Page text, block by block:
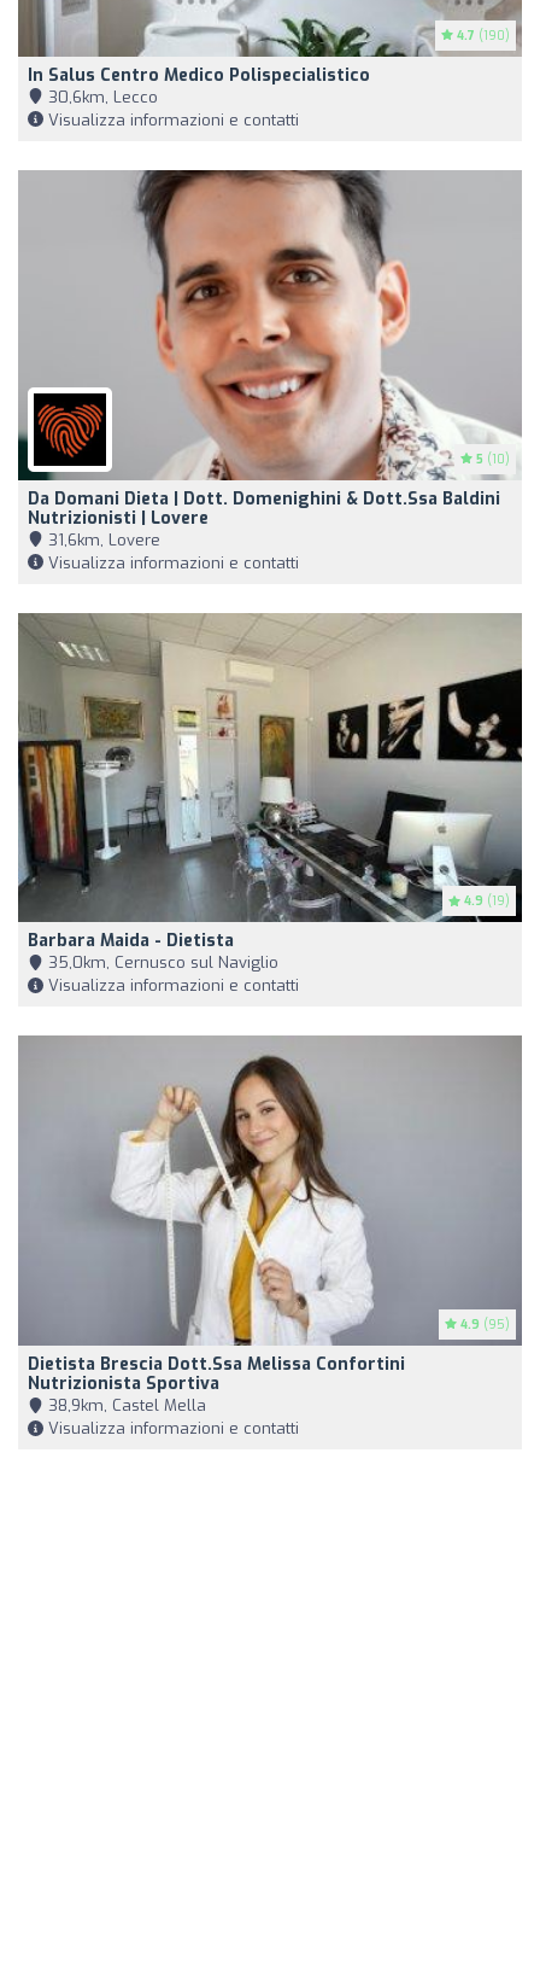
4.7 (190)
In Salus Centro Medico Polispecialistico
30,6km, Lecco
Visualizza informazioni e contatti
5 (10)
Da Domani Dieta | Dott. Domenighini & Dott.ssa Baldini
Nutrizionisti | Lovere
31,6km, Lovere
Visualizza informazioni e contatti
4.9 (19)
Barbara Maida - Dietista
35,0km, Cernusco sul Naviglio
Visualizza informazioni e contatti
4.9 (95)
Dietista Brescia Dott.ssa Melissa Confortini
Nutrizionista Sportiva
38,9km, Castel Mella
Visualizza informazioni e contatti